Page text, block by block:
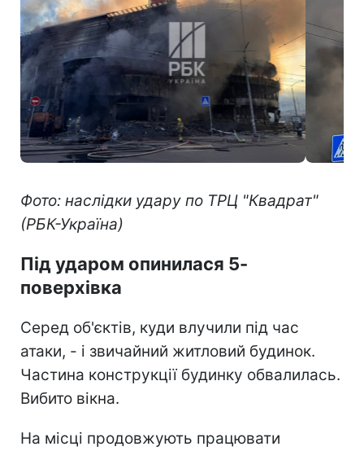
Фото: наслідки удару по ТРЦ "Квадрат"
(РБК-Україна)
Під ударом опинилася 5-
поверхівка
Серед об'єктів, куди влучили під час
атаки, - і звичайний житловий будинок.
Частина конструкції будинку обвалилась.
Вибито вікна.
На місці продовжують працювати